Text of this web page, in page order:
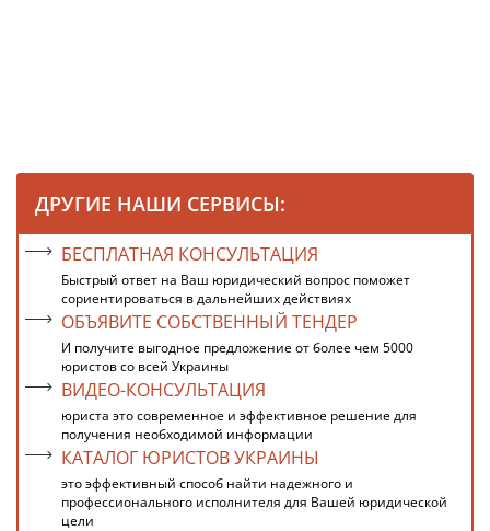
ДРУГИЕ НАШИ СЕРВИСЫ:
БЕСПЛАТНАЯ КОНСУЛЬТАЦИЯ
Быстрый ответ на Ваш юридический вопрос поможет
сориентироваться в дальнейших действиях
ОБЪЯВИТЕ СОБСТВЕННЫЙ ТЕНДЕР
И получите выгодное предложение от более чем 5000
юристов со всей Украины
ВИДЕО-КОНСУЛЬТАЦИЯ
юриста это современное и эффективное решение для
получения необходимой информации
КАТАЛОГ ЮРИСТОВ УКРАИНЫ
это эффективный способ найти надежного и
профессионального исполнителя для Вашей юридической
цели